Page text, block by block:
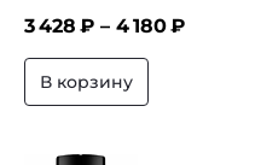
3 428 ₽ – 4 180₽
В корзину